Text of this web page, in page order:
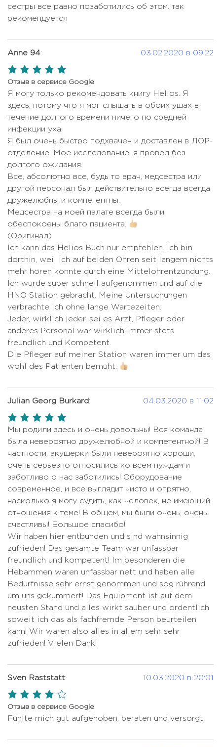
Иммуногистохимия Цена по запросу
Иммунограмма
Картирование опухоли Цена по запросу
Колоноскопия Цена по запросу
Кольпоскопия с биопсией
Комплексная диагностика
колоректальной патологии
Цена по запросу
Комплексная диагностика лимфом
9628 USD -
Комплексная диагностика
Цена по запросу
Комплексная диагностика
онкологии
Цена по запросу
Комплексная диагностика при
апластической анемии
14089 USD
Цена по запросу
Комплексная диагностика при
раке шейки матки
Цена по запросу
Комплексная диагностика рака
2935 USD - 3522
Комплексная диагностика рака
щитовидной железы
821 USD - 1526
Комплексная диагностика
ретинобластомы
Комплексная диагностика саркомы
7044 USD - 11741
USD
Комплексная диагностика
хондросаркомы
Цена по запросу
Комплексная диагностика
щитовидной железы
1526 USD
Комплексная диагностика
эпилепсии
4109 USD
Комплексный диагноз лейкемии Цена по запросу
Консультация гастроэнтеролога
469 USD - 587
USD
Консультация гематолога
587 USD - 821
USD
Консультация гепатолога Цена по запросу
Консультация интервенционного
радиолога
Консультация нейрохирурга
USD
полипов
Гликолевый пилинг (лицо)
Гормонотерапия Цена по запросу
Цена по запросу
Гормонотерапия рака груди Цена по запросу
Дискэктомия
Дистальная панкреатэктомия Цена по запросу
Донорство спермы Цена по запросу
Замена коленного сустава
18786 USD -
Замена лодыжечного сустава
Замена тазобедренного сустава
8923 USD -
16320 USD
Замена тазобедренного сустава
малоинвазивным методом ALMIS
Цена по запросу
Иммунотерапия Кейтрудой
(Пембролизумаб)
Цена по запросу
Иммунотерапия при раке легких
Иммунотерапия при раке простаты
Колоноскопия с удалением
Цена по запросу
Колэктомия (резекция толстой
кишки)
Цена по запросу
Комплексное лечение
нейробластомы
Цена по запросу
Комплексное лечение рака
щитовидной железы
9980 USD -
ретинобластомы
Цена по запросу
Комплексное лечение саркомы
Юинга
23482 USD -
93931 USD
Конизация шейки матки Цена по запросу
Конизация шейки матки с
биопсией
Цена по запросу
Консервативное лечение
Краниотомия Цена по запросу
Лазерное удаление варикозного
расширения вен
Лапароскопическая
9393 USD -
сестры все равно позаботились об этом. так
рекомендуется
Anne 94: 03.02.2020 в 09:22
5,0
rating
Отзыв в сервисе Google
Я могу только рекомендовать книгу Helios. Я
здесь, потому что я мог слышать в обоих ушах в
течение долгого времени ничего по средней
инфекции уха.
Я был очень быстро подхвачен и доставлен в ЛОР-
отделение. Мое исследование, я провел без
долгого ожидания.
Все, абсолютно все, будь то врач, медсестра или
другой персонал был действительно всегда всегда
дружелюбны и компетентны.
Медсестра на моей палате всегда были
обеспокоены благо пациента.
(Оригинал)
Ich kann das Helios Buch nur empfehlen. Ich bin
dorthin, weil ich auf beiden Ohren seit langem nichts
mehr hören könnte durch eine Mittelohrentzündung.
Ich wurde super schnell aufgenommen und auf die
HNO Station gebracht. Meine Untersuchungen
verbrachte ich ohne lange Wartezeiten.
Jeder, wirklich jeder, sei es Arzt, Pfleger oder
anderes Personal war wirklich immer stets
freundlich und Kompetent.
Die Pfleger auf meiner Station waren immer um das
wohl des Patienten bemüht.
Julian Georg Burkard : 04.03.2020 в 11:02
5,0
rating
Мы родили здесь и очень довольны! Вся команда
была невероятно дружелюбной и компетентной! В
частности, акушерки были невероятно хороши,
очень серьезно относились ко всем нуждам и
заботливо о нас заботились! Оборудование
современное, и все выглядит чисто и опрятно,
насколько я могу судить, как человек, не имеющий
отношения к теме! В общем, мы были очень, очень
счастливы! Большое спасибо!
Wir haben hier entbunden und sind wahnsinnig
zufrieden! Das gesamte Team war unfassbar
freundlich und kompetent! Im besonderen die
Hebammen waren unfassbar nett und haben alle
Bedürfnisse sehr ernst genommen und sog rührend
um uns gekümmert! Das Equipment ist auf dem
neusten Stand und alles wirkt sauber und ordentlich
soweit ich das als fachfremde Person beurteilen
kann! Wir waren also alles in allem sehr sehr
zufrieden! Vielen Dank!
Sven Raststatt: 10.03.2020 в 20:01
4,0
rating
Отзыв в сервисе Google
Fühlte mich gut aufgehoben, beraten und versorgt.